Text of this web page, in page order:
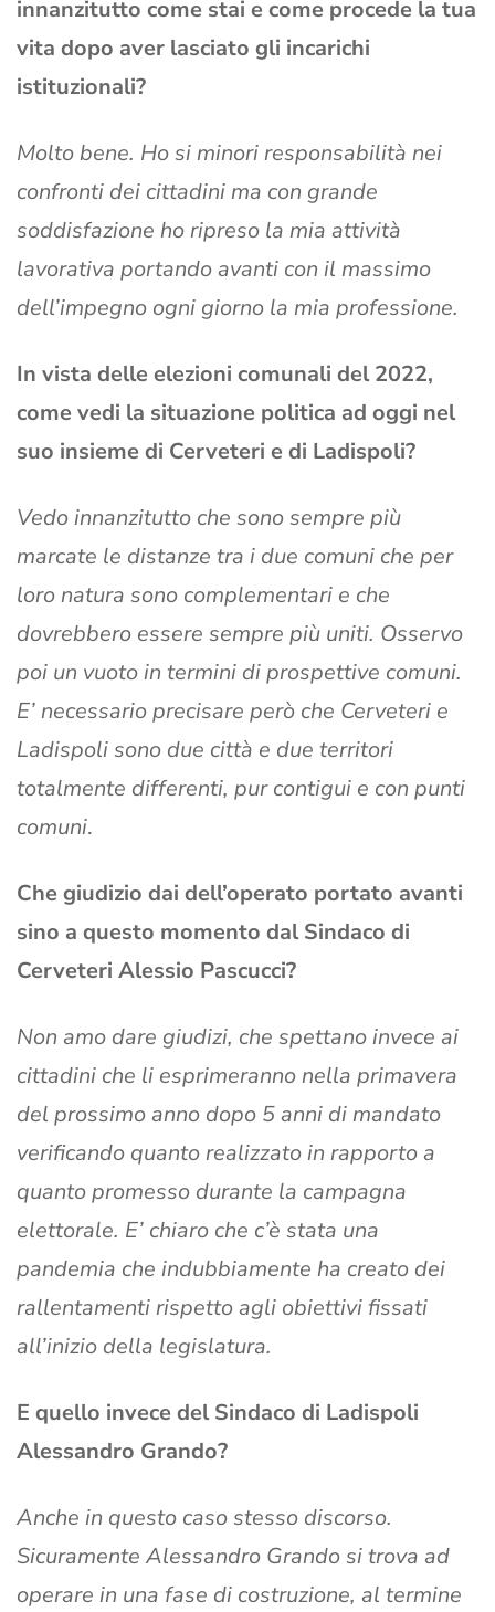
innanzitutto come stai e come procede la tua
vita dopo aver lasciato gli incarichi
istituzionali?
Molto bene. Ho si minori responsabilità nei
confronti dei cittadini ma con grande
soddisfazione ho ripreso la mia attività
lavorativa portando avanti con il massimo
dell’impegno ogni giorno la mia professione.
In vista delle elezioni comunali del 2022,
come vedi la situazione politica ad oggi nel
suo insieme di Cerveteri e di Ladispoli?
Vedo innanzitutto che sono sempre più
marcate le distanze tra i due comuni che per
loro natura sono complementari e che
dovrebbero essere sempre più uniti. Osservo
poi un vuoto in termini di prospettive comuni.
E’ necessario precisare però che Cerveteri e
Ladispoli sono due città e due territori
totalmente differenti, pur contigui e con punti
comuni.
Che giudizio dai dell’operato portato avanti
sino a questo momento dal Sindaco di
Cerveteri Alessio Pascucci?
Non amo dare giudizi, che spettano invece ai
cittadini che li esprimeranno nella primavera
del prossimo anno dopo 5 anni di mandato
verificando quanto realizzato in rapporto a
quanto promesso durante la campagna
elettorale. E’ chiaro che c’è stata una
pandemia che indubbiamente ha creato dei
rallentamenti rispetto agli obiettivi fissati
all’inizio della legislatura.
E quello invece del Sindaco di Ladispoli
Alessandro Grando?
Anche in questo caso stesso discorso.
Sicuramente Alessandro Grando si trova ad
operare in una fase di costruzione, al termine